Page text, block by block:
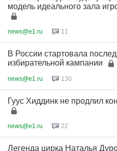
модель идеального зала
news@e1.ru 11
В России стартовала
избирательной кампании
news@e1.ru 130
Гуус Хиддинк не продлил
news@e1.ru 22
Легенда цирка Наталья